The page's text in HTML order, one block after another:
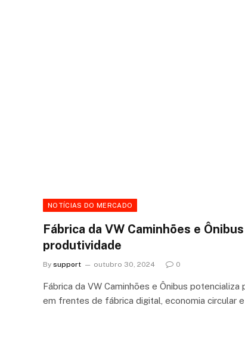
NOTÍCIAS DO MERCADO
Fábrica da VW Caminhões e
produtividade
By support outubro 30, 2024 0
Fábrica da VW Caminhões e Ônibus
em frentes de fábrica digital, economia circular